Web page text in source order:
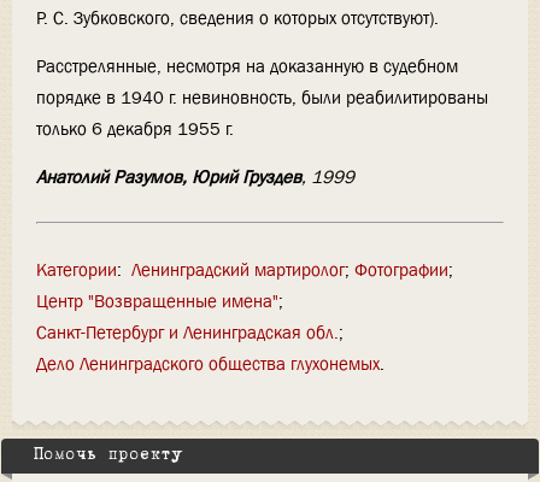
Р. С. Зубковского, сведения о которых отсутствуют).
Расстрелянные, несмотря на доказанную в судебном
порядке в 1940 г. невиновность, были реабилитированы
только 6 декабря 1955 г.
Анатолий Разумов, Юрий Груздев, 1999
Категории: Ленинградский мартиролог Фотографии
Центр "Возвращенные имена"
Санкт-Петербург и Ленинградская обл.
Дело Ленинградского общества глухонемых
Помочь проекту